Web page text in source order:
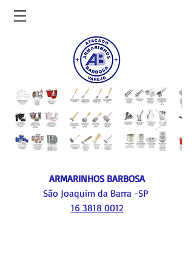
ARMARINHOS BARBOSA
São Joaquim da Barra -SP
16 3818 0012